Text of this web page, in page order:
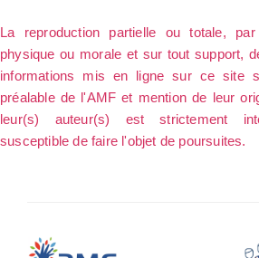
La reproduction partielle ou totale,
physique ou morale et sur tout support,
informations mis en ligne sur ce site
préalable de l'AMF et mention de leur
leur(s) auteur(s) est strictement
susceptible de faire l'objet de poursuites.